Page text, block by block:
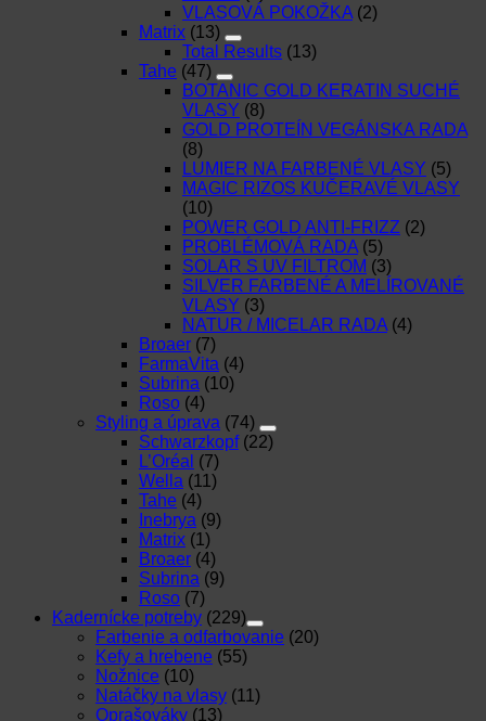
VLASOVÁ POKOŽKA (2)
Matrix (13)
Total Results (13)
Tahe (47)
BOTANIC GOLD KERATIN SUCHÉ
VLASY (8)
GOLD PROTEÍN VEGÁNSKA RADA
(8)
LUMIER NA FARBENÉ VLASY (5)
MAGIC RIZOS KUČERAVÉ VLASY
(10)
POWER GOLD ANTI-FRIZZ (2)
PROBLÉMOVÁ RADA (5)
SOLAR S UV FILTROM (3)
SILVER FARBENÉ A MELÍROVANÉ
VLASY (3)
NATUR / MICELAR RADA (4)
Broaer (7)
FarmaVita (4)
Subrina (10)
Roso (4)
Styling a úprava (74)
Schwarzkopf (22)
L’Oréal (7)
Wella (11)
Tahe (4)
Inebrya (9)
Matrix (1)
Broaer (4)
Subrina (9)
Roso (7)
Kadernícke potreby (229)
Farbenie a odfarbovanie (20)
Kefy a hrebene (55)
Nožnice (10)
Natáčky na vlasy (11)
Oprašováky (13)